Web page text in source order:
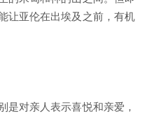
让亚伦在出埃及之前，有机
是对亲人表示喜悦和亲爱，